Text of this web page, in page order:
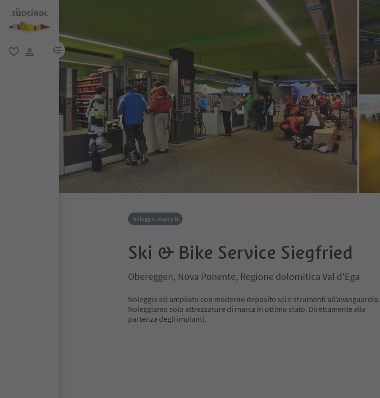
menu link
Noleggio, depositi
Ski & Bike Service Siegfried
Obereggen, Nova Ponente, Regione dolomitica Val d'Ega
Noleggio sci ampliato con moderno deposito sci e strumenti all’avanguardia.
Noleggiamo solo attrezzature di marca in ottimo stato. Direttamente alla
partenza degli impianti.